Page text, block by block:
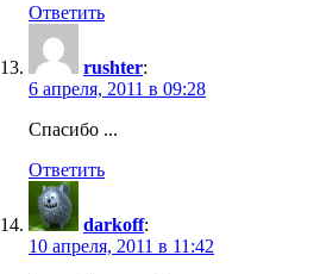
Ответить
rushter:
6 апреля, 2011 в 09:28
Спасибо ...
Ответить
darkoff:
10 апреля, 2011 в 11:42